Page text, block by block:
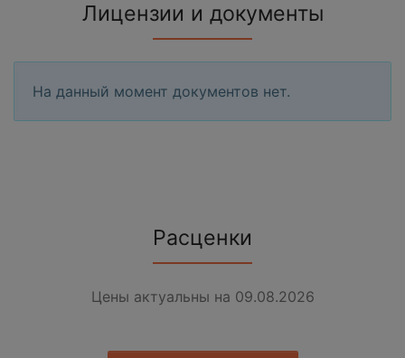
Лицензии и документы
На данный момент документов нет.
Расценки
Цены актуальны на 09.08.2026